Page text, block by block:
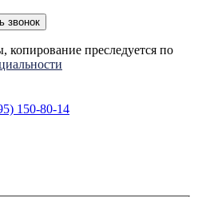
звонок
преследуется по
150-80-14